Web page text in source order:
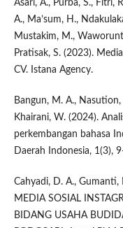
Asari, A., Purba, S., Fitri,
A., Ma’sum, H.,
Mustakim, M.,
Pratisak, S. (2023).
CV. Istana Agency.
Bangun, M. A., Nasution,
Khairani, W. (2024).
perkembangan bahasa
Daerah Indonesia, 1(3),
Cahyadi, D. A., Gumanti,
MEDIA SOSIAL
BIDANG USAHA